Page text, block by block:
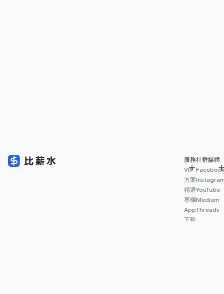
服務
VIP
方案
精選
專欄
App
下載
社群媒體
YouTube
Medium
Threads